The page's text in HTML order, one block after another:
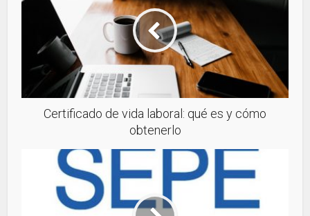
Certificado de vida laboral: qué es y cómo
obtenerlo